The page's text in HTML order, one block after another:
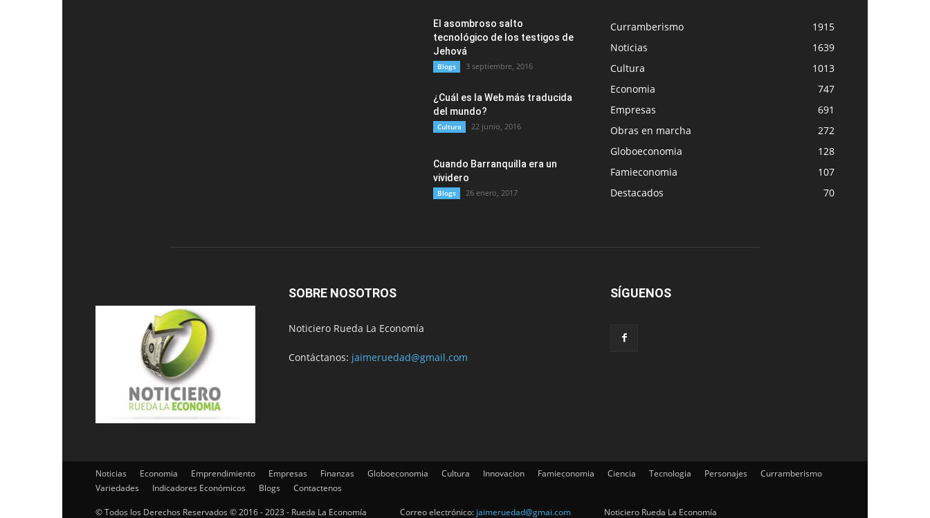
El asombroso salto
tecnológico de los testigos de
Jehová
Blogs 3 septiembre, 2016
¿Cuál es la Web más traducida
del mundo?
Cultura 22 junio, 2016
Cuando Barranquilla era un
vividero
Blogs 26 enero, 2017
Curramberismo
1915
Noticias
1639
Cultura
1013
Economia
747
Empresas
691
Obras en marcha
272
Globoeconomia
128
Famieconomia
107
Destacados
70
SOBRE NOSOTROS
Noticiero Rueda La Economía
Contáctanos: jaimeruedad@gmail.com
SÍGUENOS
Noticias Economia Emprendimiento Empresas Finanzas Globoeconomia Cultura Innovacion Famieconomia Ciencia Tecnologia Personajes
Curramberismo
Variedades
Indicadores Económicos Blogs Contactenos
© Todos los Derechos Reservados © 2016 - 2023 - Rueda La Economía Correo electrónico: jaimeruedad@gmai.com Noticiero Rueda La Economía